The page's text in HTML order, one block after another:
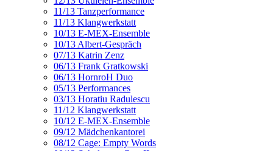
11/13 Tanzperformance
11/13 Klangwerkstatt
10/13 E-MEX-Ensemble
10/13 Albert-Gespräch
07/13 Katrin Zenz
06/13 Frank Gratkowski
06/13 HornroH Duo
05/13 Performances
03/13 Horatiu Radulescu
11/12 Klangwerkstatt
10/12 E-MEX-Ensemble
09/12 Mädchenkantorei
08/12 Cage: Empty Words